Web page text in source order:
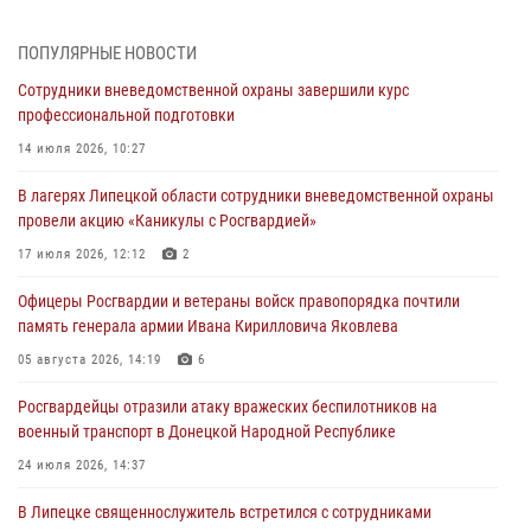
03 августа 2026, 13:43 1
Росгвардейцы обеспечили безопасность граждан в День Лев-
Толстовского района
03 августа 2026, 13:41
Росгвардия противодействует БПЛА ВСУ на южном направлении
(видео)
03 августа 2026, 13:39
Росгвардия обеспечила охрану порядка во время проведения
фестивалей в Липецке
03 августа 2026, 13:17
ПОПУЛЯРНЫЕ НОВОСТИ
Сотрудники вневедомственной охраны завершили курс
профессиональной подготовки
14 июля 2026, 10:27
В лагерях Липецкой области сотрудники вневедомственной охраны
провели акцию «Каникулы с Росгвардией»
17 июля 2026, 12:12 2
Офицеры Росгвардии и ветераны войск правопорядка почтили
память генерала армии Ивана Кирилловича Яковлева
05 августа 2026, 14:19 6
Росгвардейцы отразили атаку вражеских беспилотников на
военный транспорт в Донецкой Народной Республике
24 июля 2026, 14:37
В Липецке священнослужитель встретился с сотрудниками